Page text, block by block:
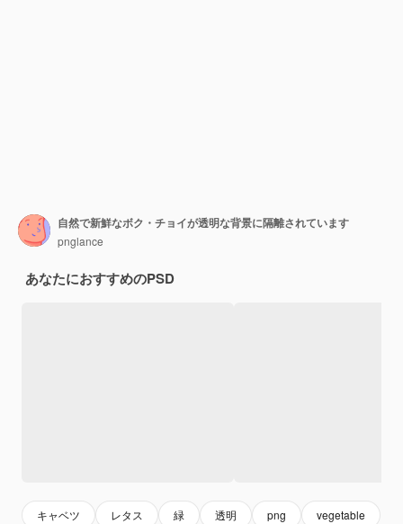
自然で新鮮なボク・チョイが透明な背景に隔離されています
pnglance
あなたにおすすめのPSD
キャベツ レタス 緑 透明 png vegetable